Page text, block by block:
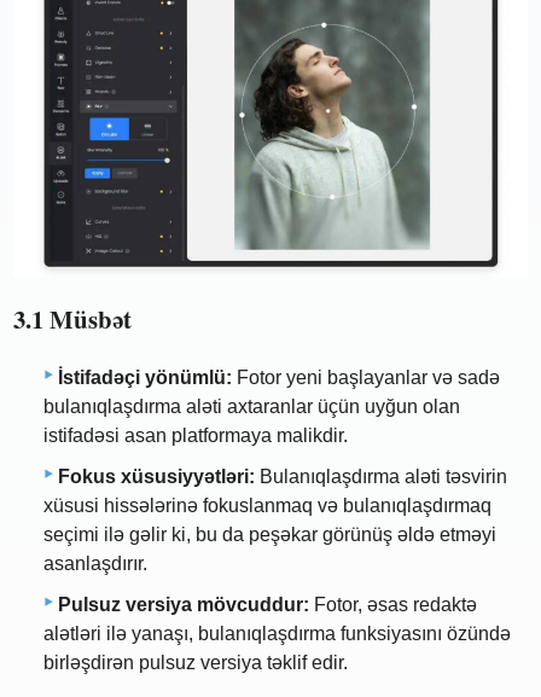
3.1 Müsbət
İstifadəçi yönümlü: Fotor yeni başlayanlar və sadə
bulanıqlaşdırma aləti axtaranlar üçün uyğun olan
istifadəsi asan platformaya malikdir.
Fokus xüsusiyyətləri: Bulanıqlaşdırma aləti təsvirin
xüsusi hissələrinə fokuslanmaq və bulanıqlaşdırmaq
seçimi ilə gəlir ki, bu da peşəkar görünüş əldə etməyi
asanlaşdırır.
Pulsuz versiya mövcuddur: Fotor, əsas redaktə
alətləri ilə yanaşı, bulanıqlaşdırma funksiyasını özündə
birləşdirən pulsuz versiya təklif edir.